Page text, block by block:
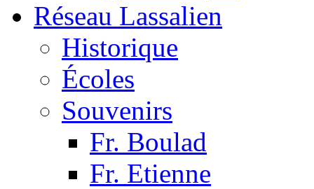
Réseau Lassalien
Historique
Écoles
Souvenirs
Fr. Boulad
Fr. Etienne